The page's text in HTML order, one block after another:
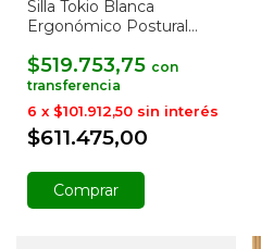
Silla Tokio Blanca
Ergonómico Postural
$519.753,75 con
$611.475,00
6 x $101.912,50 sin interés
Comprar